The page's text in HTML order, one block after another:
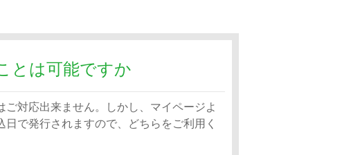
とは可能ですか
対応出来ません。しかし、マイページよ
で発行されますので、どちらをご利用く